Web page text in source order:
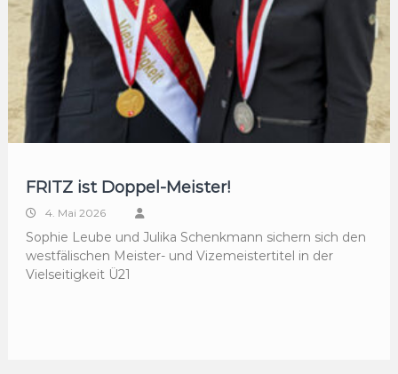
FRITZ ist Doppel-Meister!
4. Mai 2026
Sophie Leube und Julika Schenkmann sichern sich den
westfälischen Meister- und Vizemeistertitel in der
Vielseitigkeit Ü21